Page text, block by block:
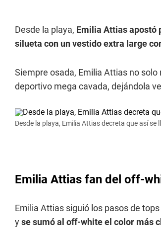
Desde la playa, Emilia Attias apostó
silueta con un vestido extra large
Siempre osada, Emilia Attias no
deportivo mega cavada, dejándola
Desde la playa, Emilia Attias decreta que así
Emilia Attias fan del off-
Emilia Attias siguió los pasos de
yse sumó al off-white el color más